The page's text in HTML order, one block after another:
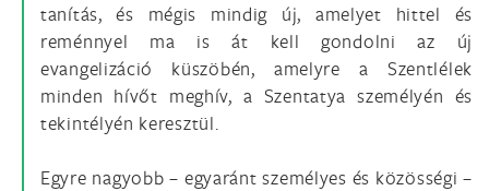
tanítás, és mégis mindig új, amelyet hittel és
reménnyel ma is át kell gondolni az új
evangelizáció küszöbén, amelyre a Szentlélek
minden hívőt meghív, a Szentatya személyén és
tekintélyén keresztül.
Egyre nagyobb – egyaránt személyes és közösségi –